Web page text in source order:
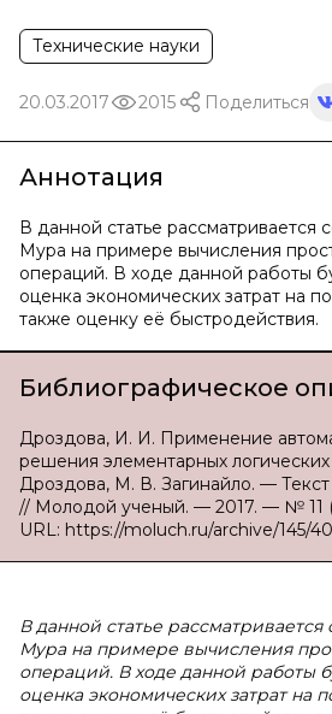
Технические науки
20.03.2017 2015 Поделиться
Аннотация
В данной статье рассматривается
Мура на примере вычисления
операций. В ходе данной работы
оценка экономических затрат на
также оценку её быстродействия.
Библиографическое
Дроздова, И. И. Применение
решения элементарных
Дроздова, М. В. Загинайло. —
// Молодой ученый. — 2017. — № 11
URL: https://moluch.ru/archive/145/
В данной статье рассматривается
Мура на примере вычисления
операций. В ходе данной работы
оценка экономических затрат на